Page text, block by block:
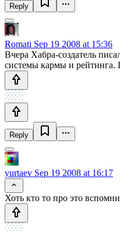
Reply
Romati Sep 19 2008 at 15:36
Вчера Хабра-создатель
системы кармы и рейтинга.
Reply
yurtaev Sep 19 2008 at 16:17
Хоть кто то про это